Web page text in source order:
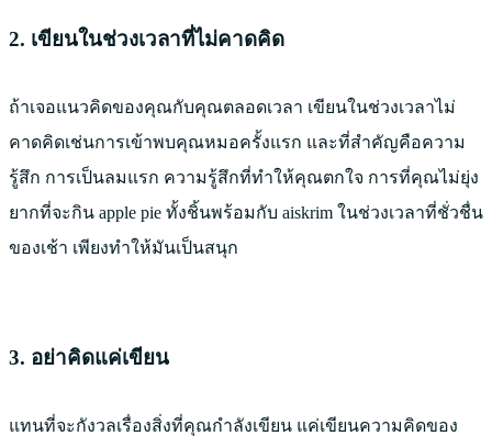
2. เขียนในช่วงเวลาที่ไม่คาดคิด
ถ้าเจอแนวคิดของคุณกับคุณตลอดเวลา เขียนในช่วงเวลาไม่
คาดคิดเช่นการเข้าพบคุณหมอครั้งแรก และที่สำคัญคือความ
รู้สึก การเป็นลมแรก ความรู้สึกที่ทำให้คุณตกใจ การที่คุณไม่ยุ่ง
ยากที่จะกิน apple pie ทั้งชิ้นพร้อมกับ aiskrim ในช่วงเวลาที่ชั่วชื่น
ของเช้า เพียงทำให้มันเป็นสนุก
3. อย่าคิดแค่เขียน
แทนที่จะกังวลเรื่องสิ่งที่คุณกำลังเขียน แค่เขียนความคิดของ